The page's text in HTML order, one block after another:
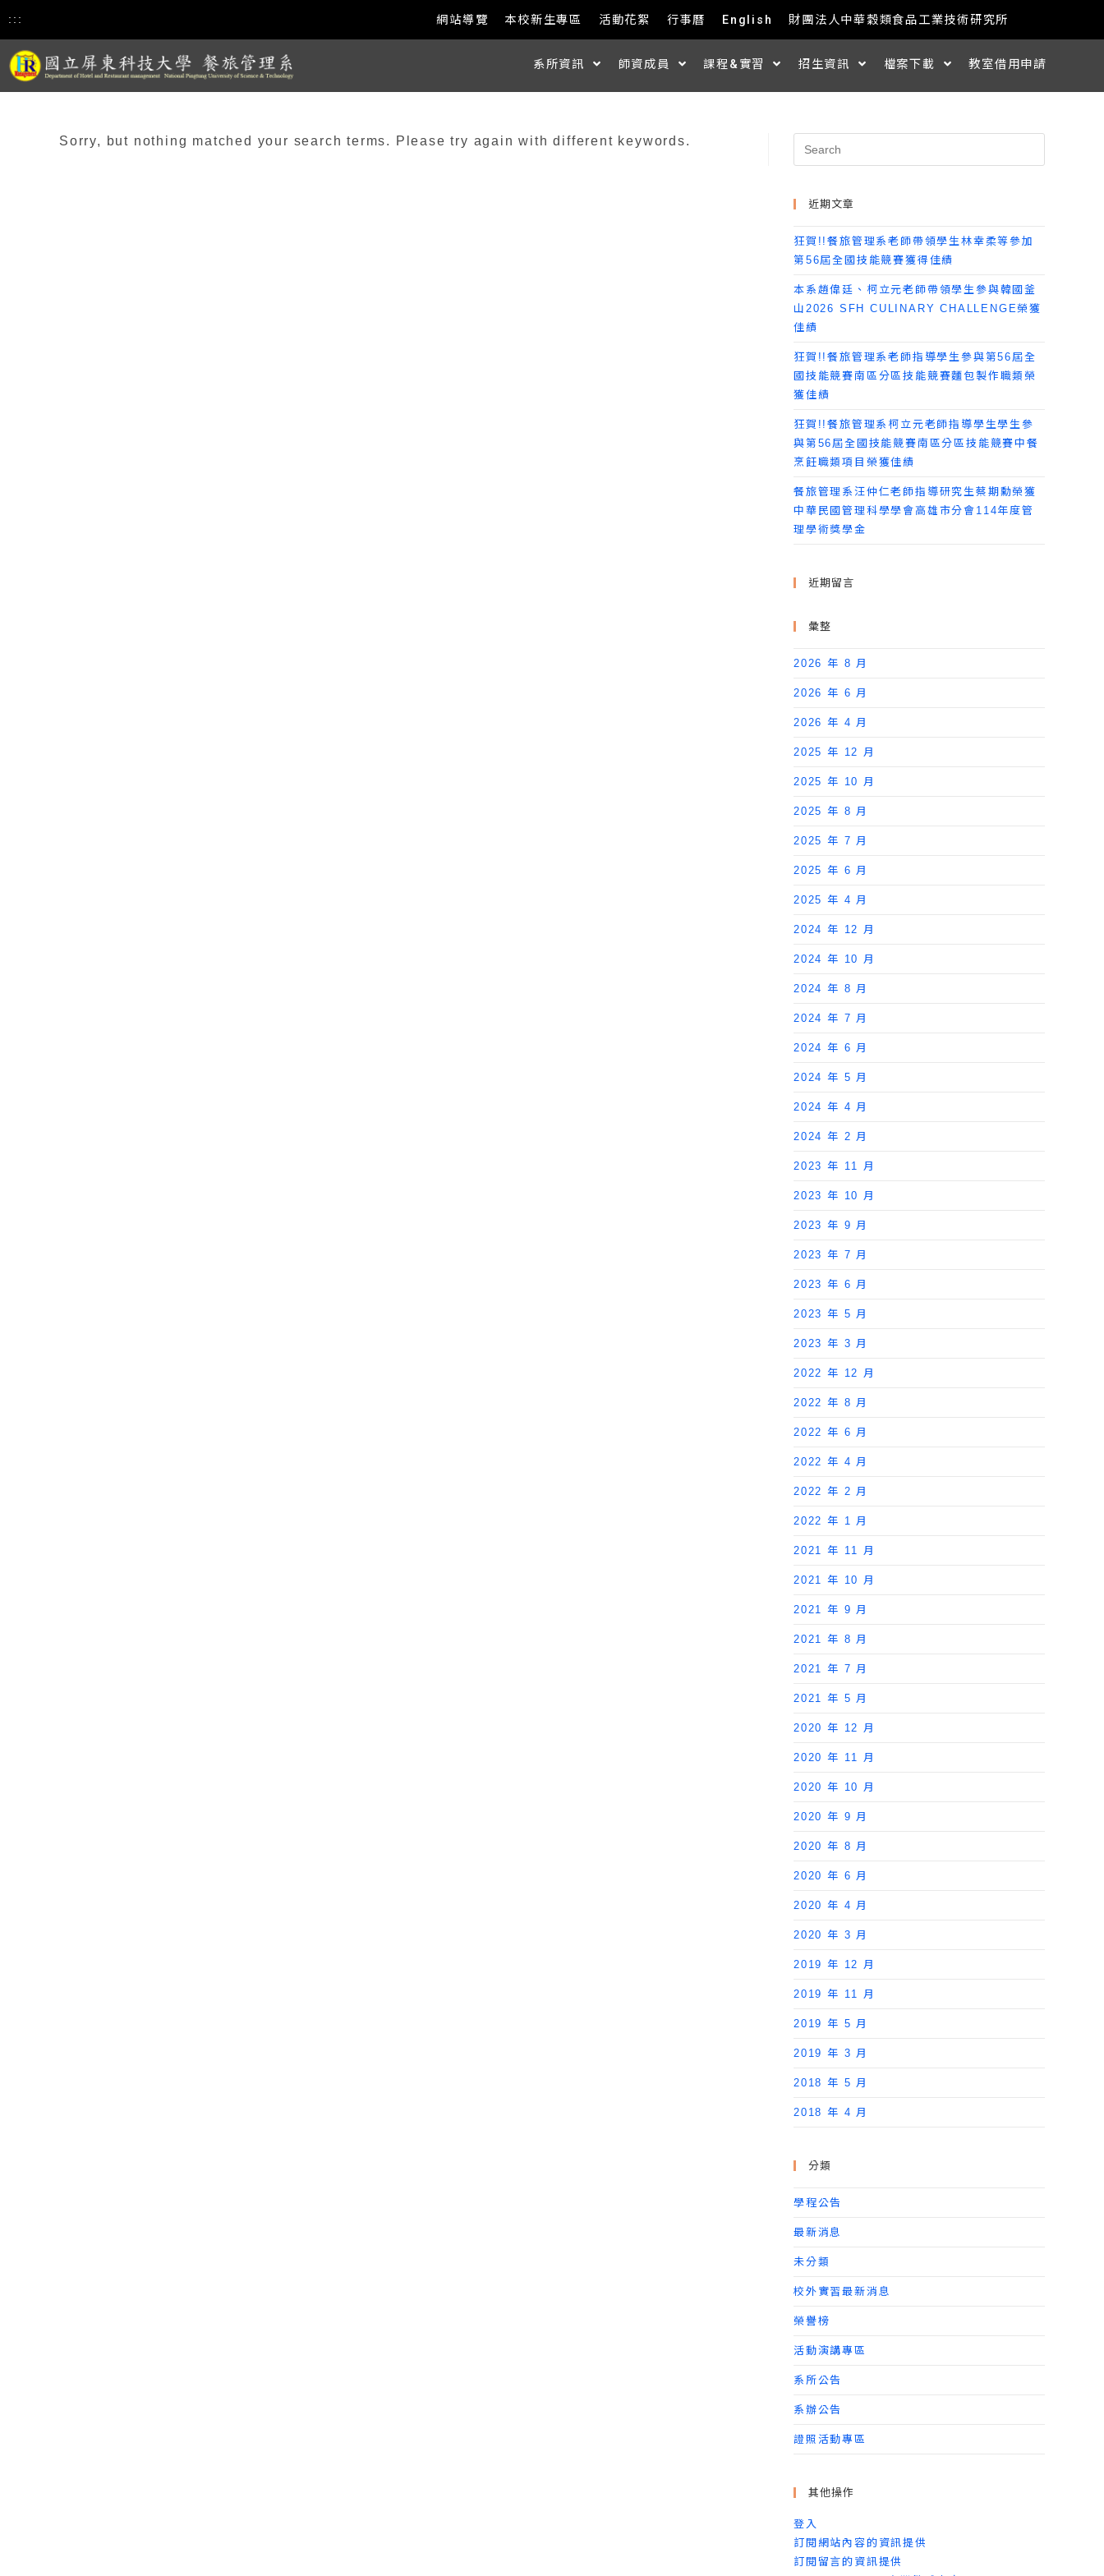
::: 網站導覽 本校新生專區 活動花絮 行事曆 English 財團法人中華穀類食品工業技術研究所
系所資訊 師資成員 課程&實習 招生資訊 檔案下載 教室借用申請
Sorry, but nothing matched your search terms. Please try again with different keywords.
近期文章
狂賀!!餐旅管理系老師帶領學生林幸柔等參加
第56屆全國技能競賽獲得佳績
本系趙偉廷、柯立元老師帶領學生參與韓國釜
山2026 SFH CULINARY CHALLENGE榮獲
佳績
狂賀!!餐旅管理系老師指導學生參與第56屆全
國技能競賽南區分區技能競賽麵包製作職類榮
獲佳績
狂賀!!餐旅管理系柯立元老師指導學生學生參
與第56屆全國技能競賽南區分區技能競賽中餐
烹飪職類項目榮獲佳績
餐旅管理系汪仲仁老師指導研究生蔡期勳榮獲
中華民國管理科學學會高雄市分會114年度管
理學術獎學金
近期留言
彙整
2026 年 8 月
2026 年 6 月
2026 年 4 月
2025 年 12 月
2025 年 10 月
2025 年 8 月
2025 年 7 月
2025 年 6 月
2025 年 4 月
2024 年 12 月
2024 年 10 月
2024 年 8 月
2024 年 7 月
2024 年 6 月
2024 年 5 月
2024 年 4 月
2024 年 2 月
2023 年 11 月
2023 年 10 月
2023 年 9 月
2023 年 7 月
2023 年 6 月
2023 年 5 月
2023 年 3 月
2022 年 12 月
2022 年 8 月
2022 年 6 月
2022 年 4 月
2022 年 2 月
2022 年 1 月
2021 年 11 月
2021 年 10 月
2021 年 9 月
2021 年 8 月
2021 年 7 月
2021 年 5 月
2020 年 12 月
2020 年 11 月
2020 年 10 月
2020 年 9 月
2020 年 8 月
2020 年 6 月
2020 年 4 月
2020 年 3 月
2019 年 12 月
2019 年 11 月
2019 年 5 月
2019 年 3 月
2018 年 5 月
2018 年 4 月
分類
學程公告
最新消息
未分類
校外實習最新消息
榮譽榜
活動演講專區
系所公告
系辦公告
證照活動專區
其他操作
登入
訂閱網站內容的資訊提供
訂閱留言的資訊提供